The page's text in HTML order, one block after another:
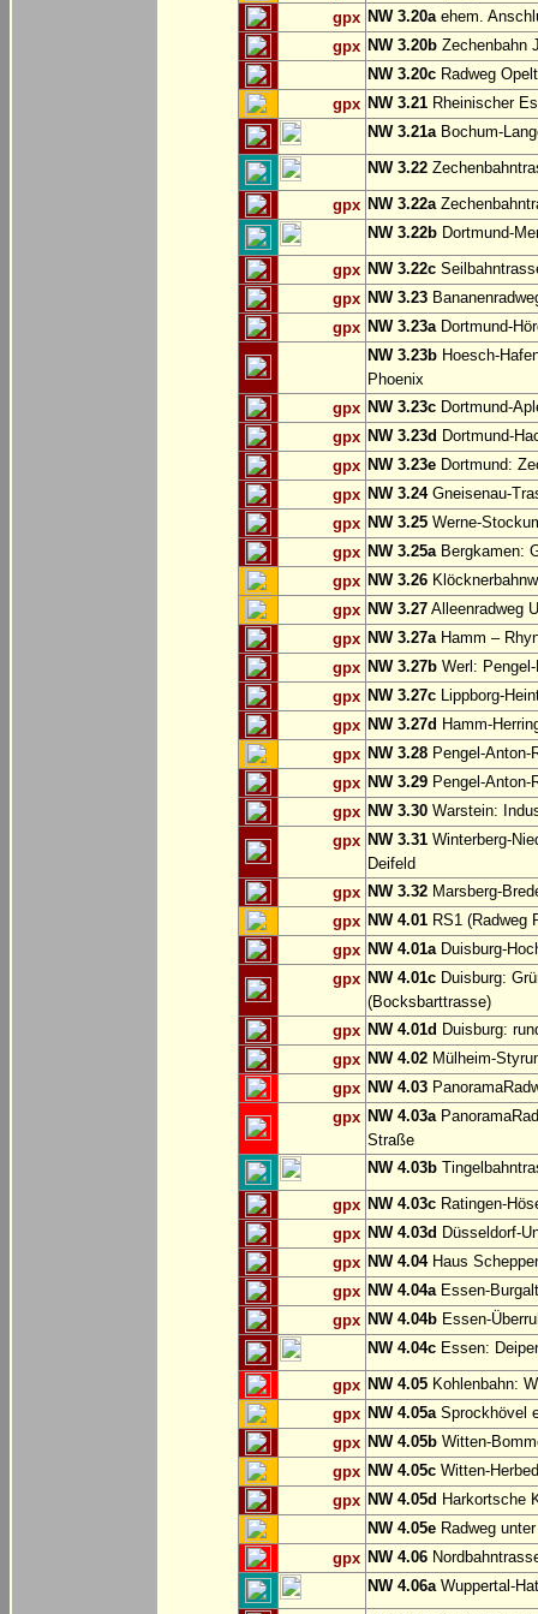
gpx NW 3.20aehem.
gpx NW 3.20b Zechenbahn
NW 3.20c Radweg
gpx NW 3.21 Rheinischer
NW 3.21aBochum-
NW 3.22
gpx NW 3.22a
NW 3.22b Dortmund-
gpx NW 3.22c
gpx NW 3.23
gpx NW 3.23aDortmund-
NW 3.23b Hoesch-
Phoenix
gpx NW 3.23c Dortmund-
gpx NW 3.23d Dortmund-
gpx NW 3.23e Dortmund:
gpx NW 3.24Gneisenau-
gpx NW 3.25 Werne-
gpx NW 3.25aBergkamen:
gpx NW 3.26
gpx NW 3.27 Alleenradweg
gpx NW 3.27aHamm –
gpx NW 3.27b Werl:
gpx NW 3.27c Lippborg-
gpx NW 3.27d Hamm-
gpx NW 3.28 Pengel-
gpx NW 3.29 Pengel-Anton-
gpx NW 3.30 Warstein:
gpx NW 3.31 Winterberg-
Deifeld
gpx NW 3.32 Marsberg-
gpx NW 4.01 RS1 (Radweg
gpx NW 4.01aDuisburg-
gpx NW 4.01c Duisburg:
(Bocksbarttrasse)
gpx NW 4.01d Duisburg:
gpx NW 4.02 Mülheim-
gpx NW 4.03
gpx NW 4.03a
Straße
NW 4.03b
gpx NW 4.03c Ratingen-
gpx NW 4.03d Düsseldorf-
gpx NW 4.04Haus
gpx NW 4.04aEssen-
gpx NW 4.04b Essen-
NW 4.04c Essen:
gpx NW 4.05 Kohlenbahn:
gpx NW 4.05aSprockhövel
gpx NW 4.05b Witten-
gpx NW 4.05c Witten-
gpx NW 4.05d Harkortsche
NW 4.05e Radweg
gpx NW 4.06
NW 4.06aWuppertal-